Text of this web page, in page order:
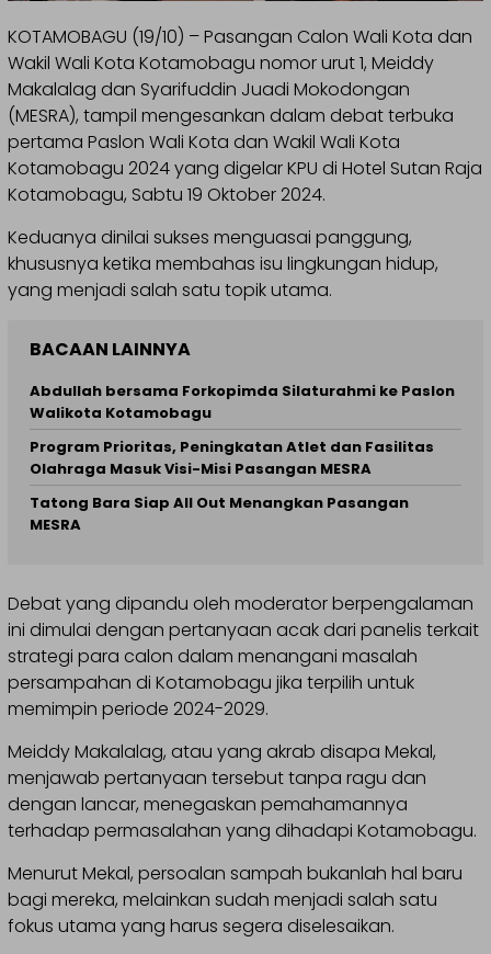
KOTAMOBAGU (19/10) – Pasangan Calon Wali Kota dan
Wakil Wali Kota Kotamobagu nomor urut 1, Meiddy
Makalalag dan Syarifuddin Juadi Mokodongan
(MESRA), tampil mengesankan dalam debat terbuka
pertama Paslon Wali Kota dan Wakil Wali Kota
Kotamobagu 2024 yang digelar KPU di Hotel Sutan Raja
Kotamobagu, Sabtu 19 Oktober 2024.
Keduanya dinilai sukses menguasai panggung,
khususnya ketika membahas isu lingkungan hidup,
yang menjadi salah satu topik utama.
BACAAN LAINNYA
Abdullah bersama Forkopimda Silaturahmi ke Paslon
Walikota Kotamobagu
Program Prioritas, Peningkatan Atlet dan Fasilitas
Olahraga Masuk Visi-Misi Pasangan MESRA
Tatong Bara Siap All Out Menangkan Pasangan
MESRA
Debat yang dipandu oleh moderator berpengalaman
ini dimulai dengan pertanyaan acak dari panelis terkait
strategi para calon dalam menangani masalah
persampahan di Kotamobagu jika terpilih untuk
memimpin periode 2024-2029.
Meiddy Makalalag, atau yang akrab disapa Mekal,
menjawab pertanyaan tersebut tanpa ragu dan
dengan lancar, menegaskan pemahamannya
terhadap permasalahan yang dihadapi Kotamobagu.
Menurut Mekal, persoalan sampah bukanlah hal baru
bagi mereka, melainkan sudah menjadi salah satu
fokus utama yang harus segera diselesaikan.